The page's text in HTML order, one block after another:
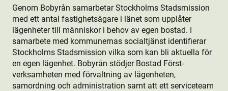
Genom Bobyrån samarbetar Stockholms Stadsmission
med ett antal fastighetsägare i länet som upplåter
lägenheter till människor i behov av egen bostad. I
samarbete med kommunernas socialtjänst identifierar
Stockholms Stadsmission vilka som kan bli aktuella för
en egen lägenhet. Bobyrån stödjer Bostad Först-
verksamheten med förvaltning av lägenheten,
samordning och administration samt att ett serviceteam